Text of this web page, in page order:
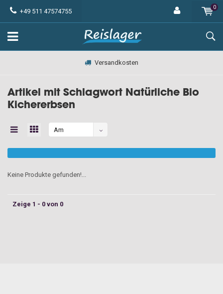
+49 511 47574755
0
Versandkosten
Artikel mit Schlagwort Natürliche Bio
Kichererbsen
Am
angesehen
Keine Produkte gefunden!...
Zeige 1 - 0 von 0